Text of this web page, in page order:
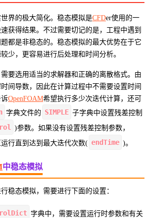
界的极大简化。稳态模拟是CFDer使用的一
获得结果。不过需要切记的是，工程中遇到
都是非稳态的。稳态模拟的最大优势在于它
少，更容易进行后处理和时间分析。
要选用适当的求解器和正确的离散格式。由
间导数，因此在计算过程中不需要设置时间
OpenFOAM希望执行多少次迭代计算，还可
字典文件的 SIMPLE 子字典中设置残差控制
)参数。如果没有设置残差控制参数，
行直到达到最大迭代次数( endTime )。
中稳态模拟
稳态模拟，需要进行下面的设置：
字典中，需要设置运行时参数和有关